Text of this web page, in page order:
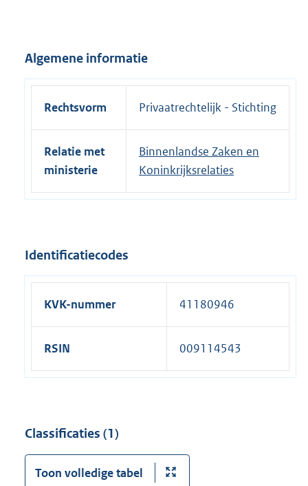
Algemene informatie
Rechtsvorm Privaatrechtelijk - Stichting
Relatie met
ministerie
Binnenlandse Zaken en
Koninkrijksrelaties
Identificatiecodes
KVK-nummer 41180946
RSIN 009114543
Classificaties (1)
Toon volledige tabel